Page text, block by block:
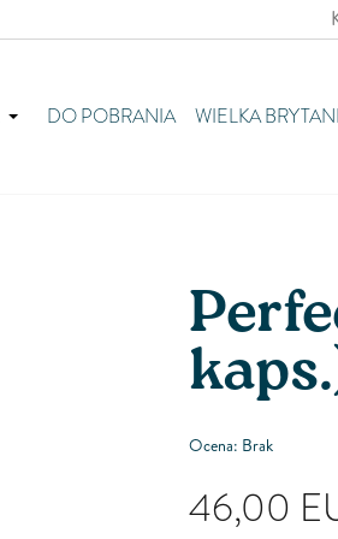
DO POBRANIA WIELKA BRYTANIA
Ocena: Brak
46,00